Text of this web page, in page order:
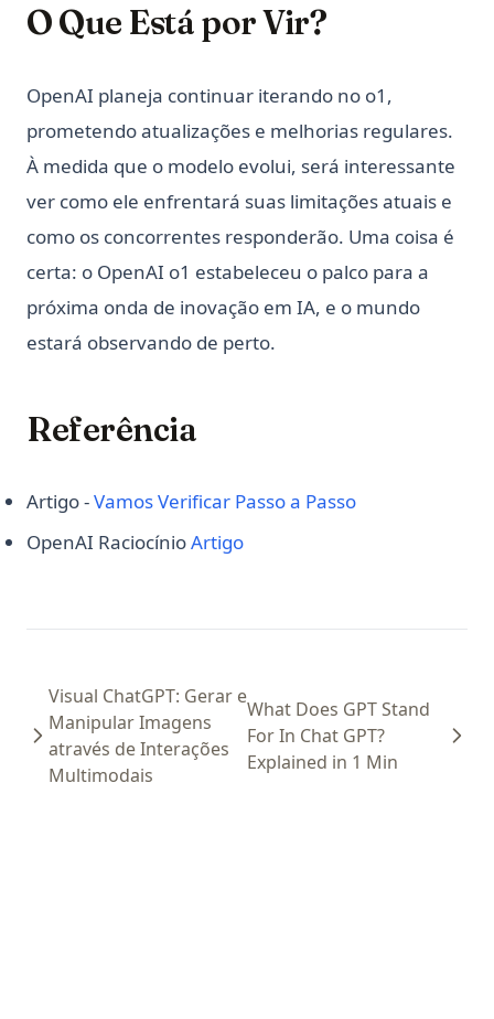
O Que Está por Vir?
OpenAI planeja continuar iterando no o1,
prometendo atualizações e melhorias regulares.
À medida que o modelo evolui, será interessante
ver como ele enfrentará suas limitações atuais e
como os concorrentes responderão. Uma coisa é
certa: o OpenAI o1 estabeleceu o palco para a
próxima onda de inovação em IA, e o mundo
estará observando de perto.
Referência
Artigo -Vamos Verificar Passo a Passo(opens in a
OpenAI RaciocínioArtigo(opens in a new tab)
Visual ChatGPT: Gerar e
Manipular Imagens
através de Interações
Multimodais
What Does GPT Stand
For In Chat GPT?
Explained in 1 Min